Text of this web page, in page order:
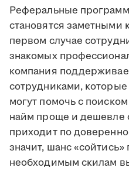
Реферальные
становятся заметными
первом случае
знакомых
компания
сотрудниками,
могут помочь с
найм проще и дешевле
приходит по
значит, шанс
необходимым скилам